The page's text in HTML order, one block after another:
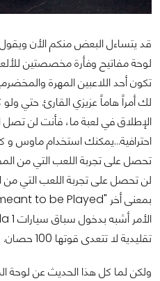
قد يتساءل البعض منكم الأن
لوحة مفاتيح وفأرة مخصصتين
تكون أحد اللاعبين المهرة
لك أمراً هاماً عزيزي القارئ. حتي
الإطلاق في لعبة ما، فأنت لن تصل
احترافية...يمكنك استخدام ماوس و
تحصل على تجربة اللعب التي من
لن تحصل على تجربة اللعب التي
تقليدية لا تتعدى قوتها 100 حصان.
ولكن لما كل هذا الحديث عن لوحة